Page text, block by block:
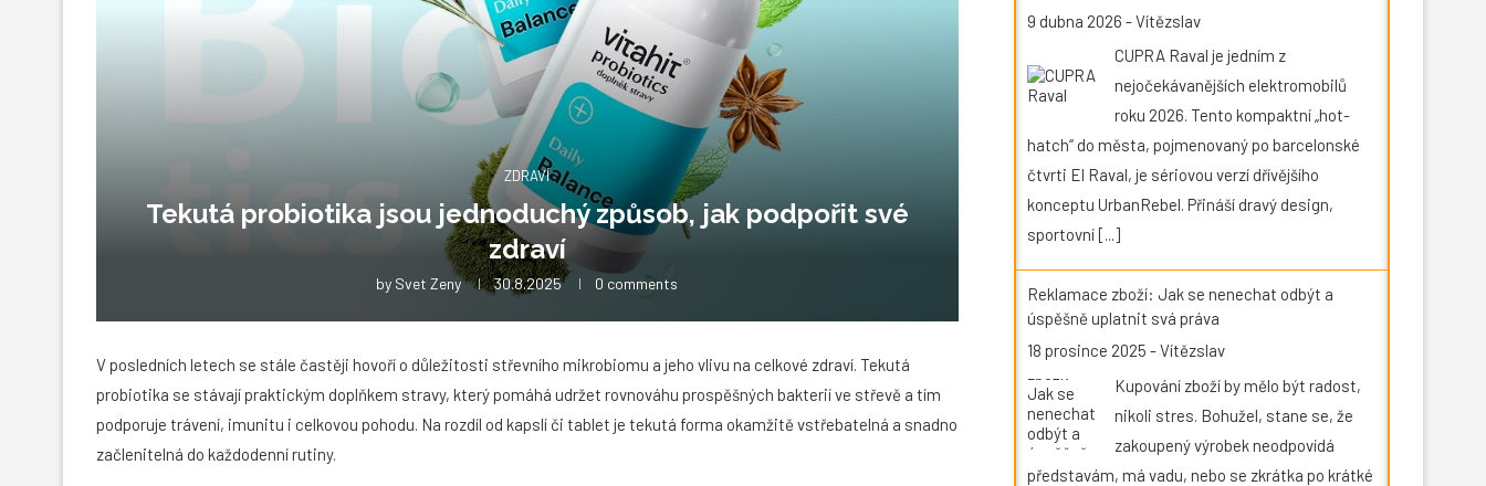
ZDRAVÍ
Tekutá probiotika jsou jednoduchý způsob, jak podpořit své
zdraví
by Svet Zeny 30.8.2025 0 comments
V posledních letech se stále častěji hovoří o důležitosti střevního mikrobiomu a jeho vlivu na celkové zdraví. Tekutá
probiotika se stávají praktickým doplňkem stravy, který pomáhá udržet rovnováhu prospěšných bakterií ve střevě a tím
podporuje trávení, imunitu i celkovou pohodu. Na rozdíl od kapslí či tablet je tekutá forma okamžitě vstřebatelná a snadno
začlenitelná do každodenní rutiny.
9 dubna 2026 -Vítězslav
CUPRA Raval je jedním z
nejočekávanějších elektromobilů
roku 2026. Tento kompaktní „hot-
hatch“ do města, pojmenovaný po barcelonské
čtvrti El Raval, je sériovou verzí dřívějšího
konceptu UrbanRebel. Přináší dravý design,
sportovní [...]
Reklamace zboží: Jak se nenechat odbýt a
úspěšně uplatnit svá práva
18 prosince 2025 -Vítězslav
Kupování zboží by mělo být radost,
nikoli stres. Bohužel, stane se, že
zakoupený výrobek neodpovídá
představám, má vadu, nebo se zkrátka po krátké